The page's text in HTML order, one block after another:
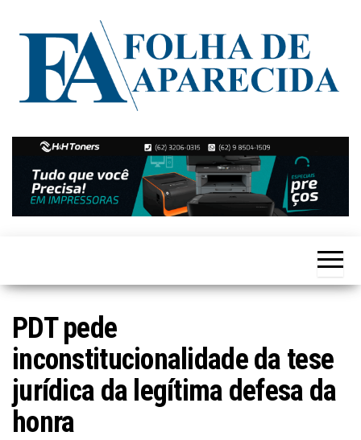
Folha de
Aparecida
Notícias
de
Aparecida
de
Goiânia
PDT pede
inconstitucionalidade da tese
jurídica da legítima defesa da
honra